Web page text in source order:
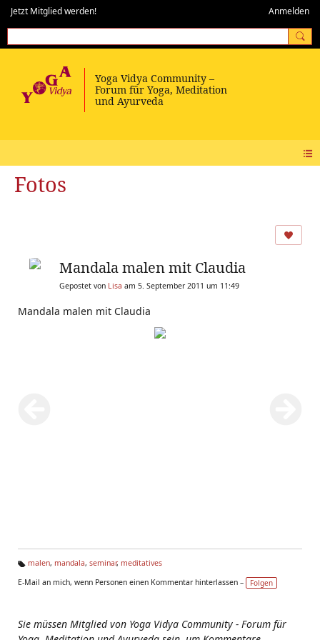
Jetzt Mitglied werden! Anmelden
Fotos
Mandala malen mit Claudia
Gepostet von Lisa am 5. September 2011 um 11:49
Mandala malen mit Claudia
g
malen, mandala, seminar, meditatives
E-Mail an mich, wenn Personen einen Kommentar hinterlassen –
Folgen
Sie müssen Mitglied von Yoga Vidya Community - Forum für